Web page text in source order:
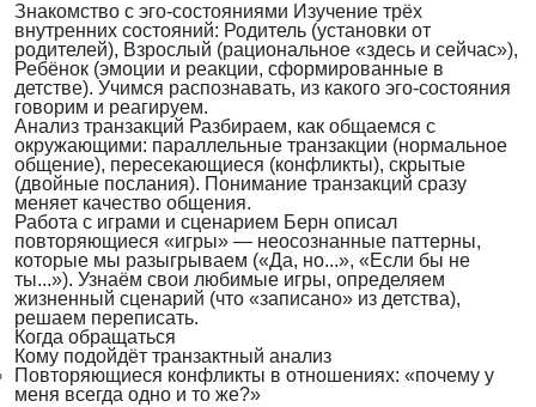
Знакомство с эго-состояниями Изучение трёх
внутренних состояний: Родитель (установки от
родителей), Взрослый (рациональное «здесь и сейчас»),
Ребёнок (эмоции и реакции, сформированные в
детстве). Учимся распознавать, из какого эго-состояния
говорим и реагируем.
Анализ транзакций Разбираем, как общаемся с
окружающими: параллельные транзакции (нормальное
общение), пересекающиеся (конфликты), скрытые
(двойные послания). Понимание транзакций сразу
меняет качество общения.
Работа с играми и сценарием Берн описал
повторяющиеся «игры» — неосознанные паттерны,
которые мы разыгрываем («Да, но...», «Если бы не
ты...»). Узнаём свои любимые игры, определяем
жизненный сценарий (что «записано» из детства),
решаем переписать.
Когда обращаться
Кому подойдёт транзактный анализ
Повторяющиеся конфликты в отношениях: «почему у
меня всегда одно и то же?»